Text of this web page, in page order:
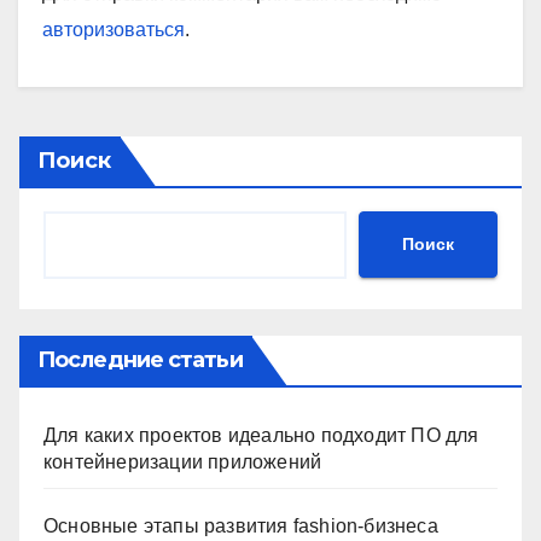
авторизоваться.
Поиск
Поиск
Последние статьи
Для каких проектов идеально подходит ПО для
контейнеризации приложений
Основные этапы развития fashion-бизнеса